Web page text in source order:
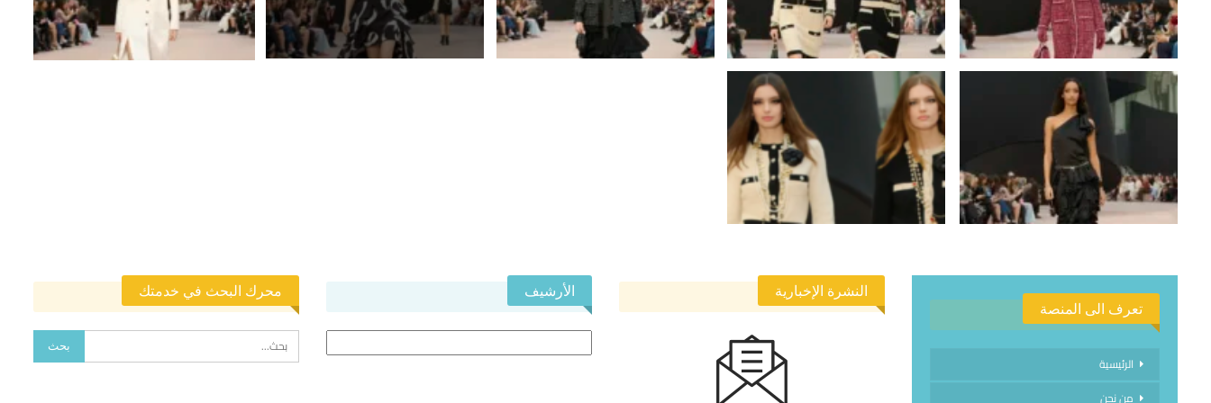
تعرف الى المنصة
الرئيسية
من نحن
النشرة الإخبارية الأرشيف محرك البحث في خدمتك